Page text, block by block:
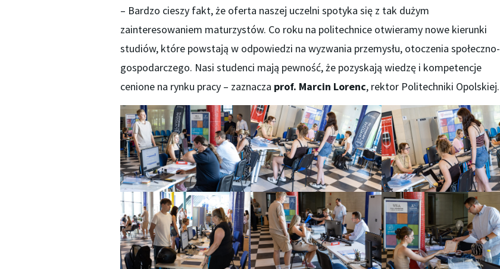
– Bardzo cieszy fakt, że oferta naszej uczelni spotyka się z tak dużym
zainteresowaniem maturzystów. Co roku na politechnice otwieramy nowe kierunki
studiów, które powstają w odpowiedzi na wyzwania przemysłu, otoczenia społeczno-
gospodarczego. Nasi studenci mają pewność, że pozyskają wiedzę i kompetencje
cenione na rynku pracy – zaznacza prof. Marcin Lorenc, rektor Politechniki Opolskiej.